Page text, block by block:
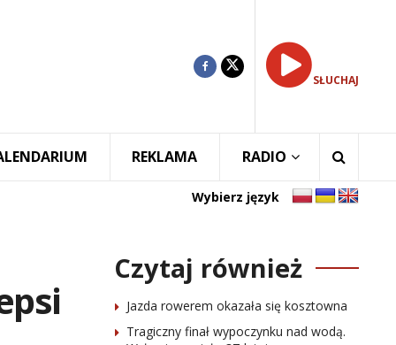
SŁUCHAJ
REKLAMA RADIO
Wybierz język
Czytaj również
Jazda rowerem okazała się kosztowna
Tragiczny finał wypoczynku nad wodą.